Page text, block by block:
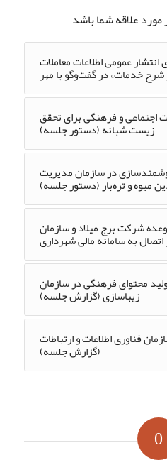
مورد علاقه شما باشد
عمومی اطلاعات معاملات
خدمات» در گفت‌وگو با مهر
اجتماعی و فرهنگی برای تحقق
زیست شبانه (دستور جلسه)
در سازمان مدیریت
میوه و تره‌بار (دستور جلسه)
شرکت برج میلاد و سازمان
اتصال به سامانه مالی شهرداری
محتوای فرهنگی در سازمان
زیباسازی (گزارش جلسه)
فناوری اطلاعات و ارتباطات
(گزارش جلسه)
0